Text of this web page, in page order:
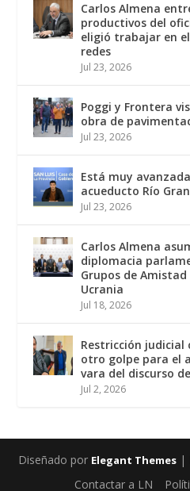
Carlos Almena
productivos del
eligió trabajar en
redes
Jul 23, 2026
Poggi y Frontera
obra de
Jul 23, 2026
Está muy
acueducto Río
Jul 23, 2026
Carlos Almena
diplomacia
Grupos de
Ucrania
Jul 18, 2026
Restricción judicial
otro golpe para el
vara del discurso
Jul 2, 2026
Diseñado por Elegant Themes|
Contactar a LN